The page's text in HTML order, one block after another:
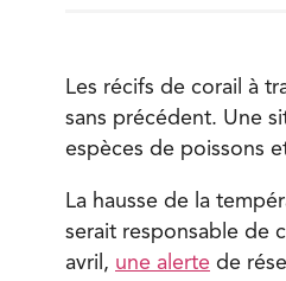
Les récifs de corail à
sans précédent. Une
espèces de poissons
La hausse de la
serait responsable de
avril, une alerte de